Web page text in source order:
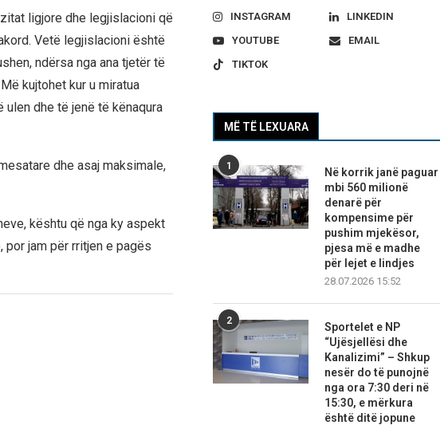
ligjore dhe legjislacioni që
Vetë legjislacioni është
ndërsa nga ana tjetër të
kujtohet kur u miratua
ulen dhe të jenë të kënaqura
dhe asaj maksimale,
kështu që nga ky aspekt
jam për rritjen e pagës
INSTAGRAM
LINKEDIN
YOUTUBE
EMAIL
TIKTOK
MË TË LEXUARA
1
Në korrik janë paguar
mbi 560 milionë
denarë për
kompensime për
pushim mjekësor,
pjesa më e madhe
për lejet e lindjes
28.07.2026 15:52
2
Sportelet e NP
“Ujësjellësi dhe
Kanalizimi” – Shkup
nesër do të punojnë
nga ora 7:30 deri në
15:30, e mërkura
është ditë jopune